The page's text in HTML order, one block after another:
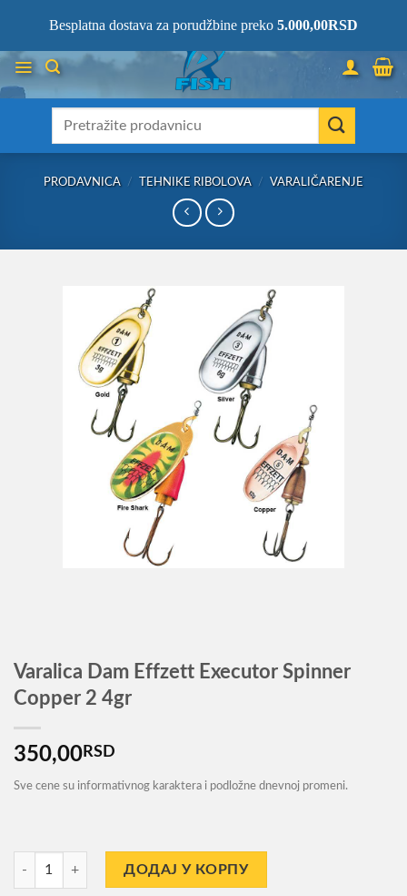
content
MESTU!
PRODAVNICA / TEHNIKE RIBOLOVA / VARALIČARENJE
Varalica Dam Effzett Executor Spinner
Copper 2 4gr
350,00RSD
Sve cene su informativnog karaktera i podložne dnevnoj promeni.
Varalica Dam Effzett Executor Spinner Copper 2 4gr количина
ДОДАЈ У КОРПУ
Besplatna dostava za porudžbine preko 5.000,00RSD